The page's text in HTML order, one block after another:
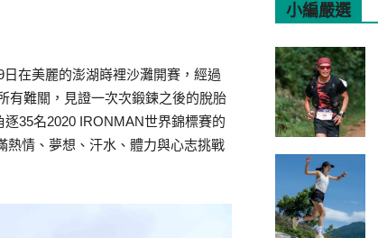
日在美麗的澎湖嵵裡沙灘開賽，經過
有難關，見證一次次鍛鍊之後的脫胎
35名2020 IRONMAN世界錦標賽的
熱情、夢想、汗水、體力與心志挑戰
小編嚴選